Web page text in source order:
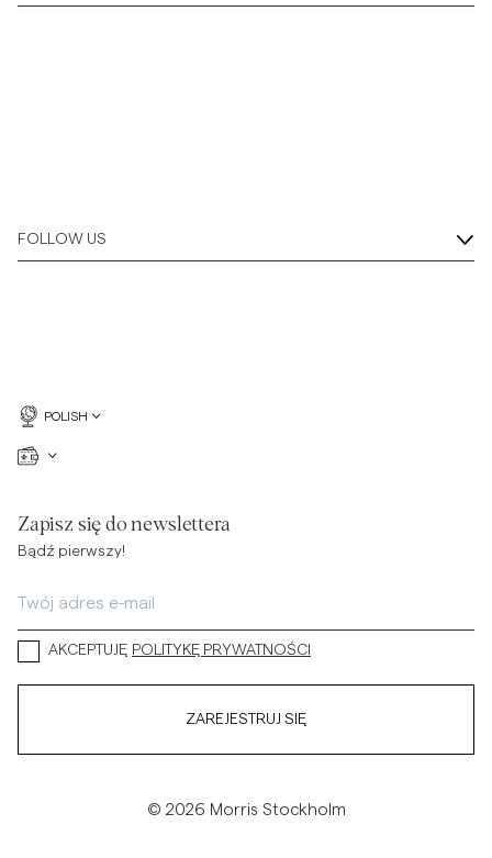
FOLLOW US
POLISH
Zapisz się do newslettera
Bądź pierwszy!
AKCEPTUJĘ POLITYKĘ PRYWATNOŚCI
ZAREJESTRUJ SIĘ
© 2026 Morris Stockholm